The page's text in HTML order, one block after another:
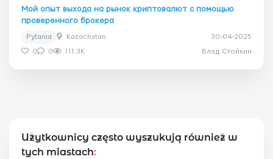
Мой опыт выхода на рынок криптовалют с помощью
проверенного брокера
Pytania Kazachstan 30-04-2025
0 0 111.3K Влад Стойкин
Użytkownicy często wyszukują również w
tych miastach: